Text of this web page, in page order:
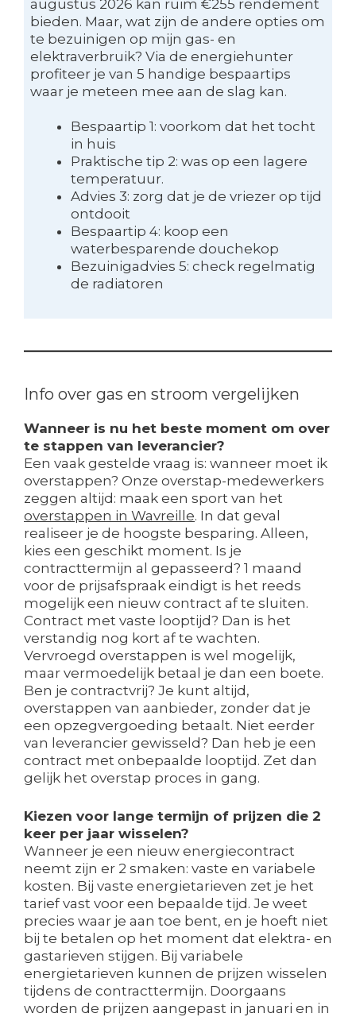
augustus 2026 kan ruim €255 rendement
bieden. Maar, wat zijn de andere opties om
te bezuinigen op mijn gas- en
elektraverbruik? Via de energiehunter
profiteer je van 5 handige bespaartips
waar je meteen mee aan de slag kan.
Bespaartip 1: voorkom dat het tocht
in huis
Praktische tip 2: was op een lagere
temperatuur.
Advies 3: zorg dat je de vriezer op tijd
ontdooit
Bespaartip 4: koop een
waterbesparende douchekop
Bezuinigadvies 5: check regelmatig
de radiatoren
Info over gas en stroom vergelijken
Wanneer is nu het beste moment om over
te stappen van leverancier?
Een vaak gestelde vraag is: wanneer moet ik
overstappen? Onze overstap-medewerkers
zeggen altijd: maak een sport van het
overstappen in Wavreille. In dat geval
realiseer je de hoogste besparing. Alleen,
kies een geschikt moment. Is je
contracttermijn al gepasseerd? 1 maand
voor de prijsafspraak eindigt is het reeds
mogelijk een nieuw contract af te sluiten.
Contract met vaste looptijd? Dan is het
verstandig nog kort af te wachten.
Vervroegd overstappen is wel mogelijk,
maar vermoedelijk betaal je dan een boete.
Ben je contractvrij? Je kunt altijd,
overstappen van aanbieder, zonder dat je
een opzegvergoeding betaalt. Niet eerder
van leverancier gewisseld? Dan heb je een
contract met onbepaalde looptijd. Zet dan
gelijk het overstap proces in gang.
Kiezen voor lange termijn of prijzen die 2
keer per jaar wisselen?
Wanneer je een nieuw energiecontract
neemt zijn er 2 smaken: vaste en variabele
kosten. Bij vaste energietarieven zet je het
tarief vast voor een bepaalde tijd. Je weet
precies waar je aan toe bent, en je hoeft niet
bij te betalen op het moment dat elektra- en
gastarieven stijgen. Bij variabele
energietarieven kunnen de prijzen wisselen
tijdens de contracttermijn. Doorgaans
worden de prijzen aangepast in januari en in